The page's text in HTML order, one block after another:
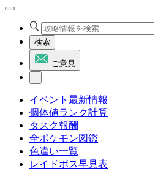
検索
ご意見
イベント最新情報
個体値ランク計算
タスク報酬
全ポケモン図鑑
色違い一覧
レイドボス早見表